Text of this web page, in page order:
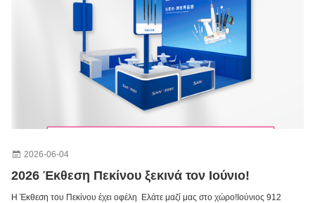
2026-06-04
2026 Έκθεση Πεκίνου ξεκινά τον Ιούνιο!
Η Έκθεση του Πεκίνου έχει οφέλη ️ Ελάτε μαζί μας στο χώρο!Ιούνιος 912